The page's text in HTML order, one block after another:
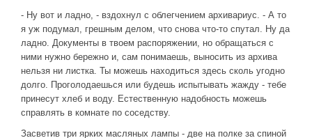
- Ну вот и ладно, - вздохнул с облегчением архивариус. - А то
я уж подумал, грешным делом, что снова что-то спутал. Ну да
ладно. Документы в твоем распоряжении, но обращаться с
ними нужно бережно и, сам понимаешь, выносить из архива
нельзя ни листка. Ты можешь находиться здесь сколь угодно
долго. Проголодаешься или будешь испытывать жажду - тебе
принесут хлеб и воду. Естественную надобность можешь
справлять в комнате по соседству.
Засветив три ярких масляных лампы - две на полке за спиной